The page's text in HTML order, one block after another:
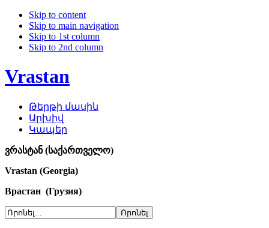
Skip to content
Skip to main navigation
Skip to 1st column
Skip to 2nd column
Vrastan
Թերթի մասին
Արխիվ
Կապեր
ვრასტან (საქართველო)
Vrastan (Georgia)
Врастан (Грузия)